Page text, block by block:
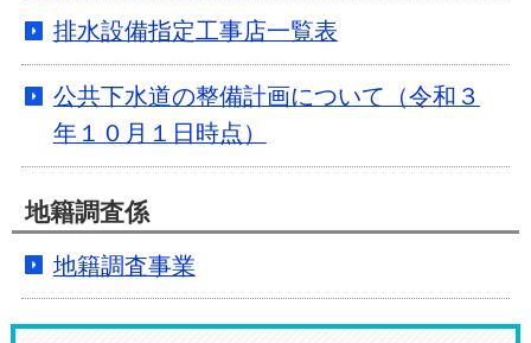
排水設備指定工事店一覧表
公共下水道の整備計画について（令和３
年１０月１日時点）
地籍調査係
地籍調査事業